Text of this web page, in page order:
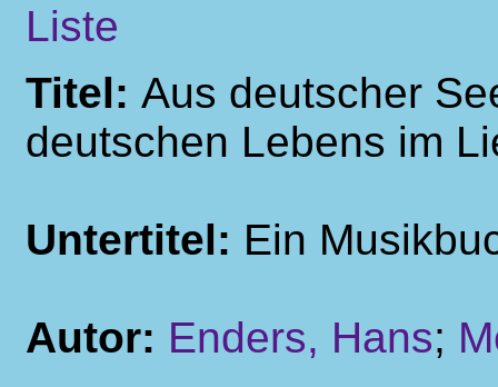
Liste
Titel: Aus deutscher
deutschen Lebens im
Untertitel: Ein
Autor: Enders, Hans;